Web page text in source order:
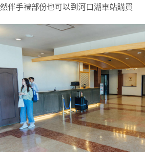
然伴手禮部份也可以到河口湖車站購買